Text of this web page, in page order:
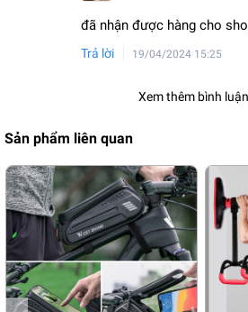
đã nhận được hàng cho
Trả lời 19/04/2024 15:25
Xem thêm bình luận
Sản phẩm liên quan